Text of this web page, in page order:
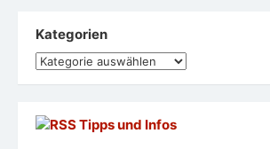
Kategorien
Kategorien
Tipps und Infos